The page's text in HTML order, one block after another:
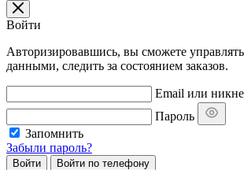
Войти
Авторизировавшись, вы сможете
данными, следить за состоянием заказов.
Email или
Пароль
Запомнить
Забыли пароль?
Войти Войти по телефону